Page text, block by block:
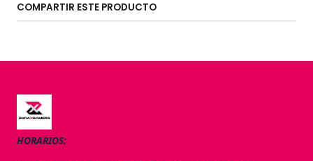
COMPARTIR ESTE PRODUCTO
HORARIOS: